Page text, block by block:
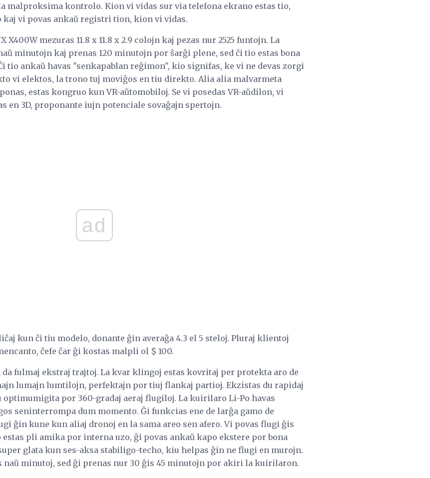
malproksima kontrolo. Kion vi vidas sur via telefona ekrano estas tio,
vi povas ankaŭ registri tion, kion vi vidas.
X400W mezuras 11.8 x 11.8 x 2.9 colojn kaj pezas nur 2525 funtojn. La
minutojn kaj prenas 120 minutojn por ŝarĝi plene, sed ĉi tio estas bona
tio ankaŭ havas "senkapablan reĝimon", kio signifas, ke vi ne devas zorgi
vi elektos, la trono tuj moviĝos en tiu direkto. Alia alia malvarmeta
estas kongruo kun VR-aŭtomobiloj. Se vi posedas VR-aŭdilon, vi
en 3D, proponante iujn potenciale sovaĝajn spertojn.
ad
kun ĉi tiu modelo, donante ĝin averaĝa 4.3 el 5 steloj. Pluraj klientoj
ĉefe ĉar ĝi kostas malpli ol $ 100.
da fulmaj ekstraj trajtoj. La kvar klingoj estas kovritaj per protekta aro de
lumajn lumtilojn, perfektajn por tiuj flankaj partioj. Ekzistas du rapidaj
por 360-gradaj aeraj flugiloj. La kuirilaro Li-Po havas
seninterrompa dum momento. Ĝi funkcias ene de larĝa gamo de
ĝin kune kun aliaj dronoj en la sama areo sen afero. Vi povas flugi ĝis
pli amika por interna uzo, ĝi povas ankaŭ kapo ekstere por bona
glata kun ses-aksa stabiligo-techo, kiu helpas ĝin ne flugi en murojn.
naŭ minutoj, sed ĝi prenas nur 30 ĝis 45 minutojn por akiri la kuirilaron.